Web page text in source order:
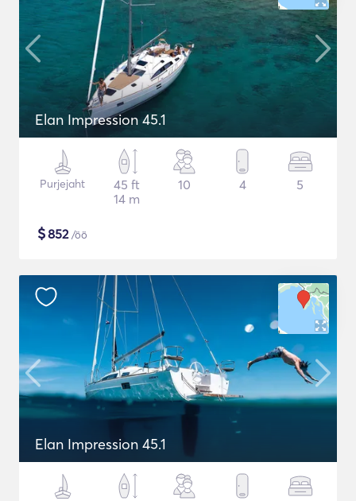
Elan Impression 45.1
Purjejaht
45 ft
14 m
10 4 5
$852/öö
Elan Impression 45.1